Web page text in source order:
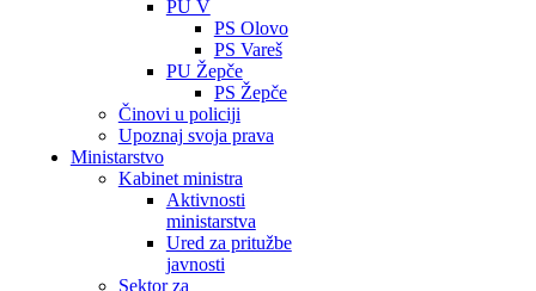
PU V
PS Olovo
PS Vareš
PU Žepče
PS Žepče
Činovi u policiji
Upoznaj svoja prava
Ministarstvo
Kabinet ministra
Aktivnosti
ministarstva
Ured za pritužbe
javnosti
Sektor za